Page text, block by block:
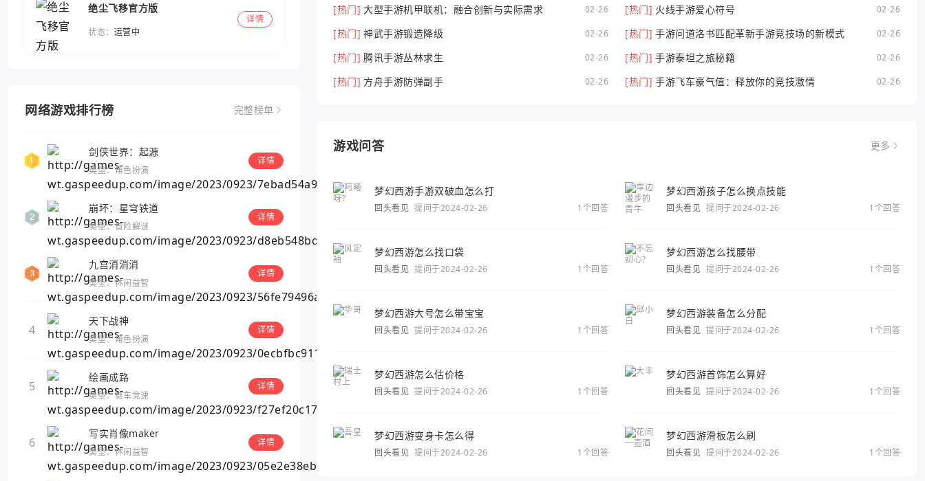
绝尘飞移官方版
状态： 运营中
详情
网络游戏排行榜 完整榜单
剑侠世界：起源
类型：角色扮演
详情
崩坏：星穹铁道
类型：冒险解谜
详情
九宫消消消
类型：休闲益智
详情
4
天下战神
类型：角色扮演
详情
5
绘画成路
类型：赛车竞速
详情
6
写实肖像maker
类型：休闲益智
详情
[热门] 大型手游机甲联机：融合创新与实际需求 02-26 [热门] 火线手游爱心符号 02-26
[热门] 神武手游锻造降级 02-26 [热门] 手游问道洛书匹配革新手游竞技场的新模式 02-26
[热门] 腾讯手游丛林求生 02-26 [热门] 手游泰坦之旅秘籍 02-26
[热门] 方舟手游防弹副手 02-26 [热门] 手游飞车豪气值：释放你的竞技激情 02-26
游戏问答 更多
梦幻西游手游双破血怎么打
回头看见 提问于2024-02-26 1个回答
梦幻西游孩子怎么换点技能
回头看见 提问于2024-02-26 1个回答
梦幻西游怎么找口袋
回头看见 提问于2024-02-26 1个回答
梦幻西游怎么找腰带
回头看见 提问于2024-02-26 1个回答
梦幻西游大号怎么带宝宝
回头看见 提问于2024-02-26 1个回答
梦幻西游装备怎么分配
回头看见 提问于2024-02-26 1个回答
梦幻西游怎么估价格
回头看见 提问于2024-02-26 1个回答
梦幻西游首饰怎么算好
回头看见 提问于2024-02-26 1个回答
梦幻西游变身卡怎么得
回头看见 提问于2024-02-26 1个回答
梦幻西游滑板怎么刷
回头看见 提问于2024-02-26 1个回答